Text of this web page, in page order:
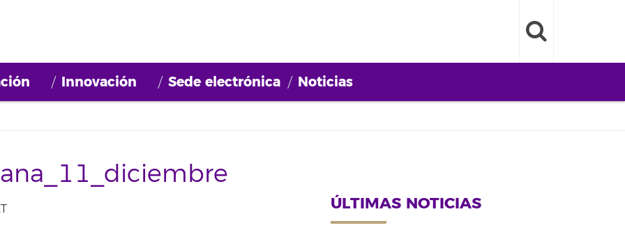
Innovación Sede electrónica Noticias
ÚLTIMAS NOTICIAS